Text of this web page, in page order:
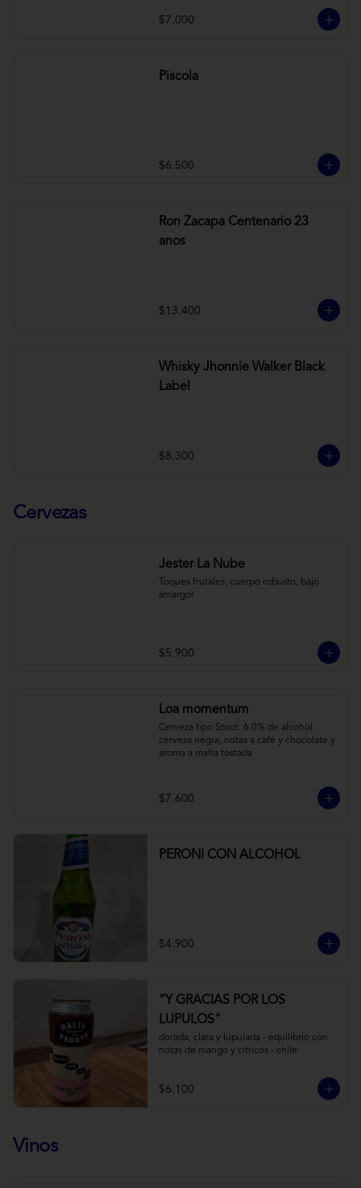
$7.000
Piscola
$6.500
Ron Zacapa Centenario 23
anos
$13.400
Whisky Jhonnie Walker Black
Label
$8.300
Cervezas
Jester La Nube
Toques frutales, cuerpo robusto, bajo
amargor
$5.900
Loa momentum
Cerveza tipo Stout. 6.0% de alcohol.
cerveza negra, notas a café y chocolate y
aroma a malta tostada
$7.600
PERONI CON ALCOHOL
$4.900
“Y GRACIAS POR LOS
LUPULOS"
dorada, clara y lupulada - equilibrio con
notas de mango y cítricos - chile
$6.100
Vinos